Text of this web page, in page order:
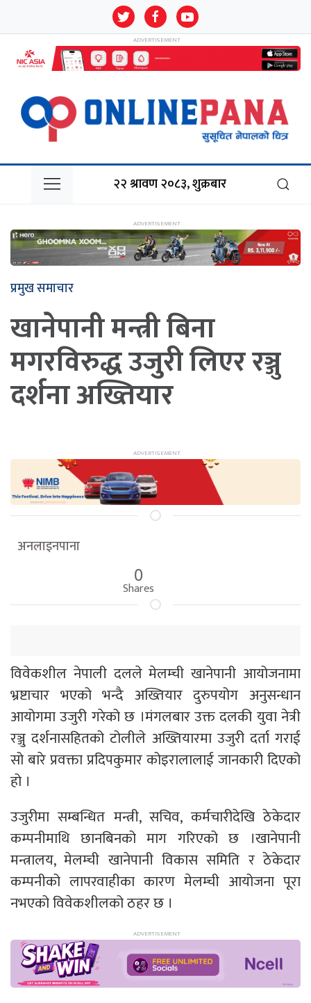
२२ श्रावण २०८३, शुक्रबार
प्रमुख समाचार
खानेपानी मन्त्री बिना
मगरविरुद्ध उजुरी लिएर रञ्जु
दर्शना अख्तियार
अनलाइनपाना
0
Shares
विवेकशील नेपाली दलले मेलम्ची खानेपानी आयोजनामा
भ्रष्टाचार भएको भन्दै अख्तियार दुरुपयोग अनुसन्धान
आयोगमा उजुरी गरेको छ ।मंगलबार उक्त दलकी युवा नेत्री
रञ्जु दर्शनासहितको टोलीले अख्तियारमा उजुरी दर्ता गराई
सो बारे प्रवक्ता प्रदिपकुमार कोइरालालाई जानकारी दिएको
हो ।
उजुरीमा सम्बन्धित मन्त्री, सचिव, कर्मचारीदेखि ठेकेदार
कम्पनीमाथि छानबिनको माग गरिएको छ ।खानेपानी
मन्त्रालय, मेलम्ची खानेपानी विकास समिति र ठेकेदार
कम्पनीको लापरवाहीका कारण मेलम्ची आयोजना पूरा
नभएको विवेकशीलको ठहर छ ।